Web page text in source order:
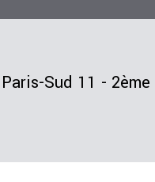
Sud 11 - 2ème